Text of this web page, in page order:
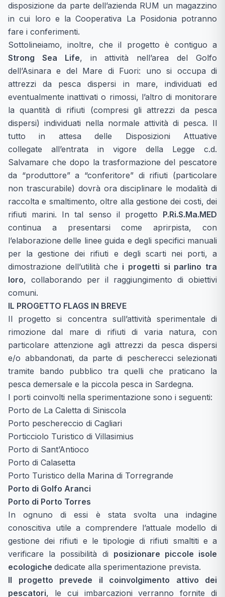
disposizione da parte dell’azienda RUM un magazzino
in cui loro e la Cooperativa La Posidonia potranno
fare i conferimenti.
Sottolineiamo, inoltre, che il progetto è contiguo a
Strong Sea Life, in attività nell’area del Golfo
dell’Asinara e del Mare di Fuori: uno si occupa di
attrezzi da pesca dispersi in mare, individuati ed
eventualmente inattivati o rimossi, l’altro di monitorare
la quantità di rifiuti (compresi gli attrezzi da pesca
dispersi) individuati nella normale attività di pesca. Il
tutto in attesa delle Disposizioni Attuative
collegate all’entrata in vigore della Legge c.d.
Salvamare che dopo la trasformazione del pescatore
da “produttore” a “conferitore” di rifiuti (particolare
non trascurabile) dovrà ora disciplinare le modalità di
raccolta e smaltimento, oltre alla gestione dei costi, dei
rifiuti marini. In tal senso il progetto P.Ri.S.Ma.MED
continua a presentarsi come aprirpista, con
l’elaborazione delle linee guida e degli specifici manuali
per la gestione dei rifiuti e degli scarti nei porti, a
dimostrazione dell’utilità che i progetti si parlino tra
loro, collaborando per il raggiungimento di obiettivi
comuni.
IL PROGETTO FLAGS IN BREVE
Il progetto si concentra sull’attività sperimentale di
rimozione dal mare di rifiuti di varia natura, con
particolare attenzione agli attrezzi da pesca dispersi
e/o abbandonati, da parte di pescherecci selezionati
tramite bando pubblico tra quelli che praticano la
pesca demersale e la piccola pesca in Sardegna.
I porti coinvolti nella sperimentazione sono i seguenti:
Porto de La Caletta di Siniscola
Porto peschereccio di Cagliari
Porticciolo Turistico di Villasimius
Porto di Sant’Antioco
Porto di Calasetta
Porto Turistico della Marina di Torregrande
Porto di Golfo Aranci
Porto di Porto Torres
In ognuno di essi è stata svolta una indagine
conoscitiva utile a comprendere l’attuale modello di
gestione dei rifiuti e le tipologie di rifiuti smaltiti e a
verificare la possibilità di posizionare piccole isole
ecologiche dedicate alla sperimentazione prevista.
Il progetto prevede il coinvolgimento attivo dei
pescatori, le cui imbarcazioni verranno fornite di